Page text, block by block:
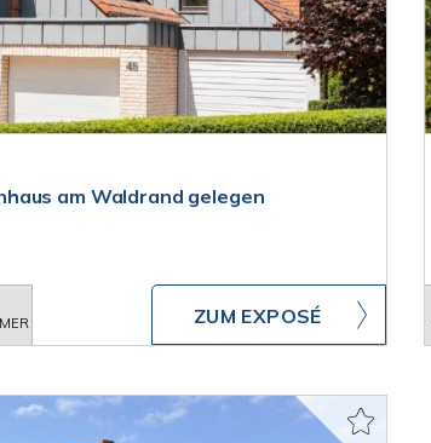
am Waldrand gelegen
ZUM EXPOSÉ